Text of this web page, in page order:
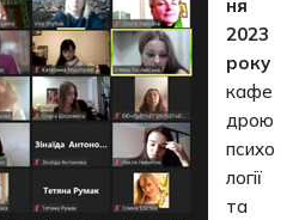
ня
2023
року
кафе
дрою
психо
логії
та